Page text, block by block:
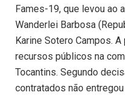
Fames-19, que levou ao
Wanderlei Barbosa
Karine Sotero Campos.
recursos públicos na
Tocantins. Segundo
contratados não